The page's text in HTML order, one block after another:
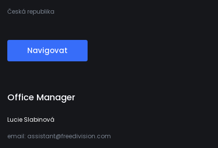
Česká republika
Navigovat
Office Manager
Lucie Slabinová
email: assistant@freedivision.com